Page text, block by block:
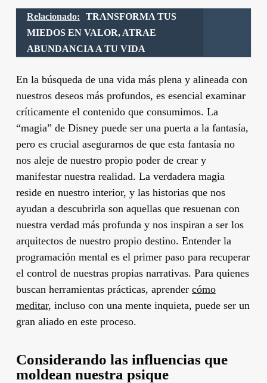
Relacionado:
TRANSFORMA TUS
MIEDOS EN VALOR, ATRAE
ABUNDANCIA A TU VIDA
En la búsqueda de una vida más plena y alineada con
nuestros deseos más profundos, es esencial examinar
críticamente el contenido que consumimos. La
“magia” de Disney puede ser una puerta a la fantasía,
pero es crucial asegurarnos de que esta fantasía no
nos aleje de nuestro propio poder de crear y
manifestar nuestra realidad. La verdadera magia
reside en nuestro interior, y las historias que nos
ayudan a descubrirla son aquellas que resuenan con
nuestra verdad más profunda y nos inspiran a ser los
arquitectos de nuestro propio destino. Entender la
programación mental es el primer paso para recuperar
el control de nuestras propias narrativas. Para quienes
buscan herramientas prácticas, aprender cómo
meditar, incluso con una mente inquieta, puede ser un
gran aliado en este proceso.
Considerando las influencias que
moldean nuestra psique